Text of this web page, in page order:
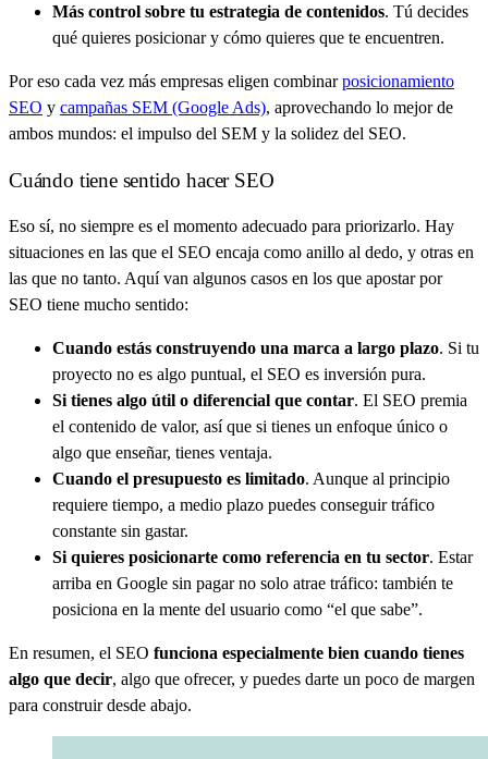
Más control sobre tu estrategia de contenidos. Tú decides
qué quieres posicionar y cómo quieres que te encuentren.
Por eso cada vez más empresas eligen combinarposicionamiento
SEO y campañas SEM (Google Ads), aprovechando lo mejor de
ambos mundos: el impulso del SEM y la solidez del SEO.
Cuándo tiene sentido hacer SEO
Eso sí, no siempre es el momento adecuado para priorizarlo. Hay
situaciones en las que el SEO encaja como anillo al dedo, y otras en
las que no tanto. Aquí van algunos casos en los que apostar por
SEO tiene mucho sentido:
Cuando estás construyendo una marca a largo plazo. Si tu
proyecto no es algo puntual, el SEO es inversión pura.
Si tienes algo útil o diferencial que contar. El SEO premia
el contenido de valor, así que si tienes un enfoque único o
algo que enseñar, tienes ventaja.
Cuando el presupuesto es limitado. Aunque al principio
requiere tiempo, a medio plazo puedes conseguir tráfico
constante sin gastar.
Si quieres posicionarte como referencia en tu sector. Estar
arriba en Google sin pagar no solo atrae tráfico: también te
posiciona en la mente del usuario como “el que sabe”.
En resumen, el SEO funciona especialmente bien cuando tienes
algo que decir, algo que ofrecer, y puedes darte un poco de margen
para construir desde abajo.